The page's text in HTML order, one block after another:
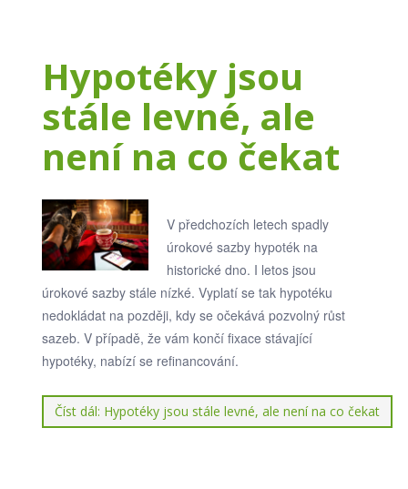
Hypotéky jsou
stále levné, ale
není na co čekat
V předchozích letech spadly
úrokové sazby hypoték na
historické dno. I letos jsou
úrokové sazby stále nízké. Vyplatí se tak hypotéku
nedokládat na později, kdy se očekává pozvolný růst
sazeb. V případě, že vám končí fixace stávající
hypotéky, nabízí se refinancování.
Číst dál: Hypotéky jsou stále levné, ale není na co čekat